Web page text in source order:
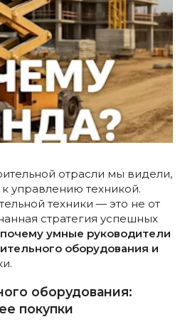
отрасли мы видели,
управлению техникой.
техники — это не от
стратегия успешных
почему умные руководители
оборудования и
оборудования:
покупки